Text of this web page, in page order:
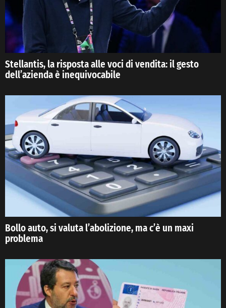
Stellantis, la risposta alle voci di vendita: il gesto
dell’azienda è inequivocabile
Bollo auto, si valuta l’abolizione, ma c’è un maxi
problema